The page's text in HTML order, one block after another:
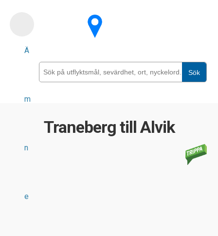
Ä
m
n
e
Sök
Traneberg till Alvik